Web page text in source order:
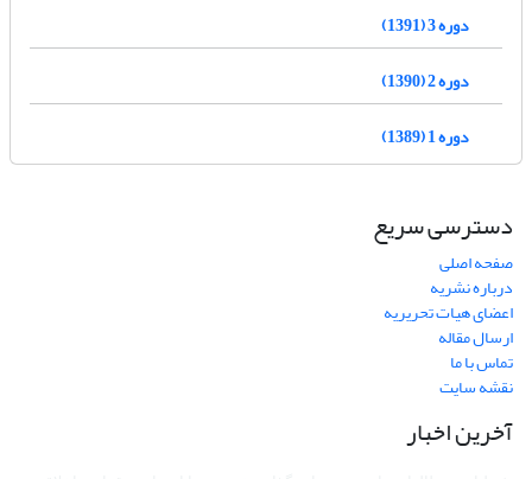
دوره 3 (1391)
دوره 2 (1390)
دوره 1 (1389)
دسترسی سریع
صفحه اصلی
درباره نشریه
اعضای هیات تحریریه
ارسال مقاله
تماس با ما
نقشه سایت
آخرین اخبار